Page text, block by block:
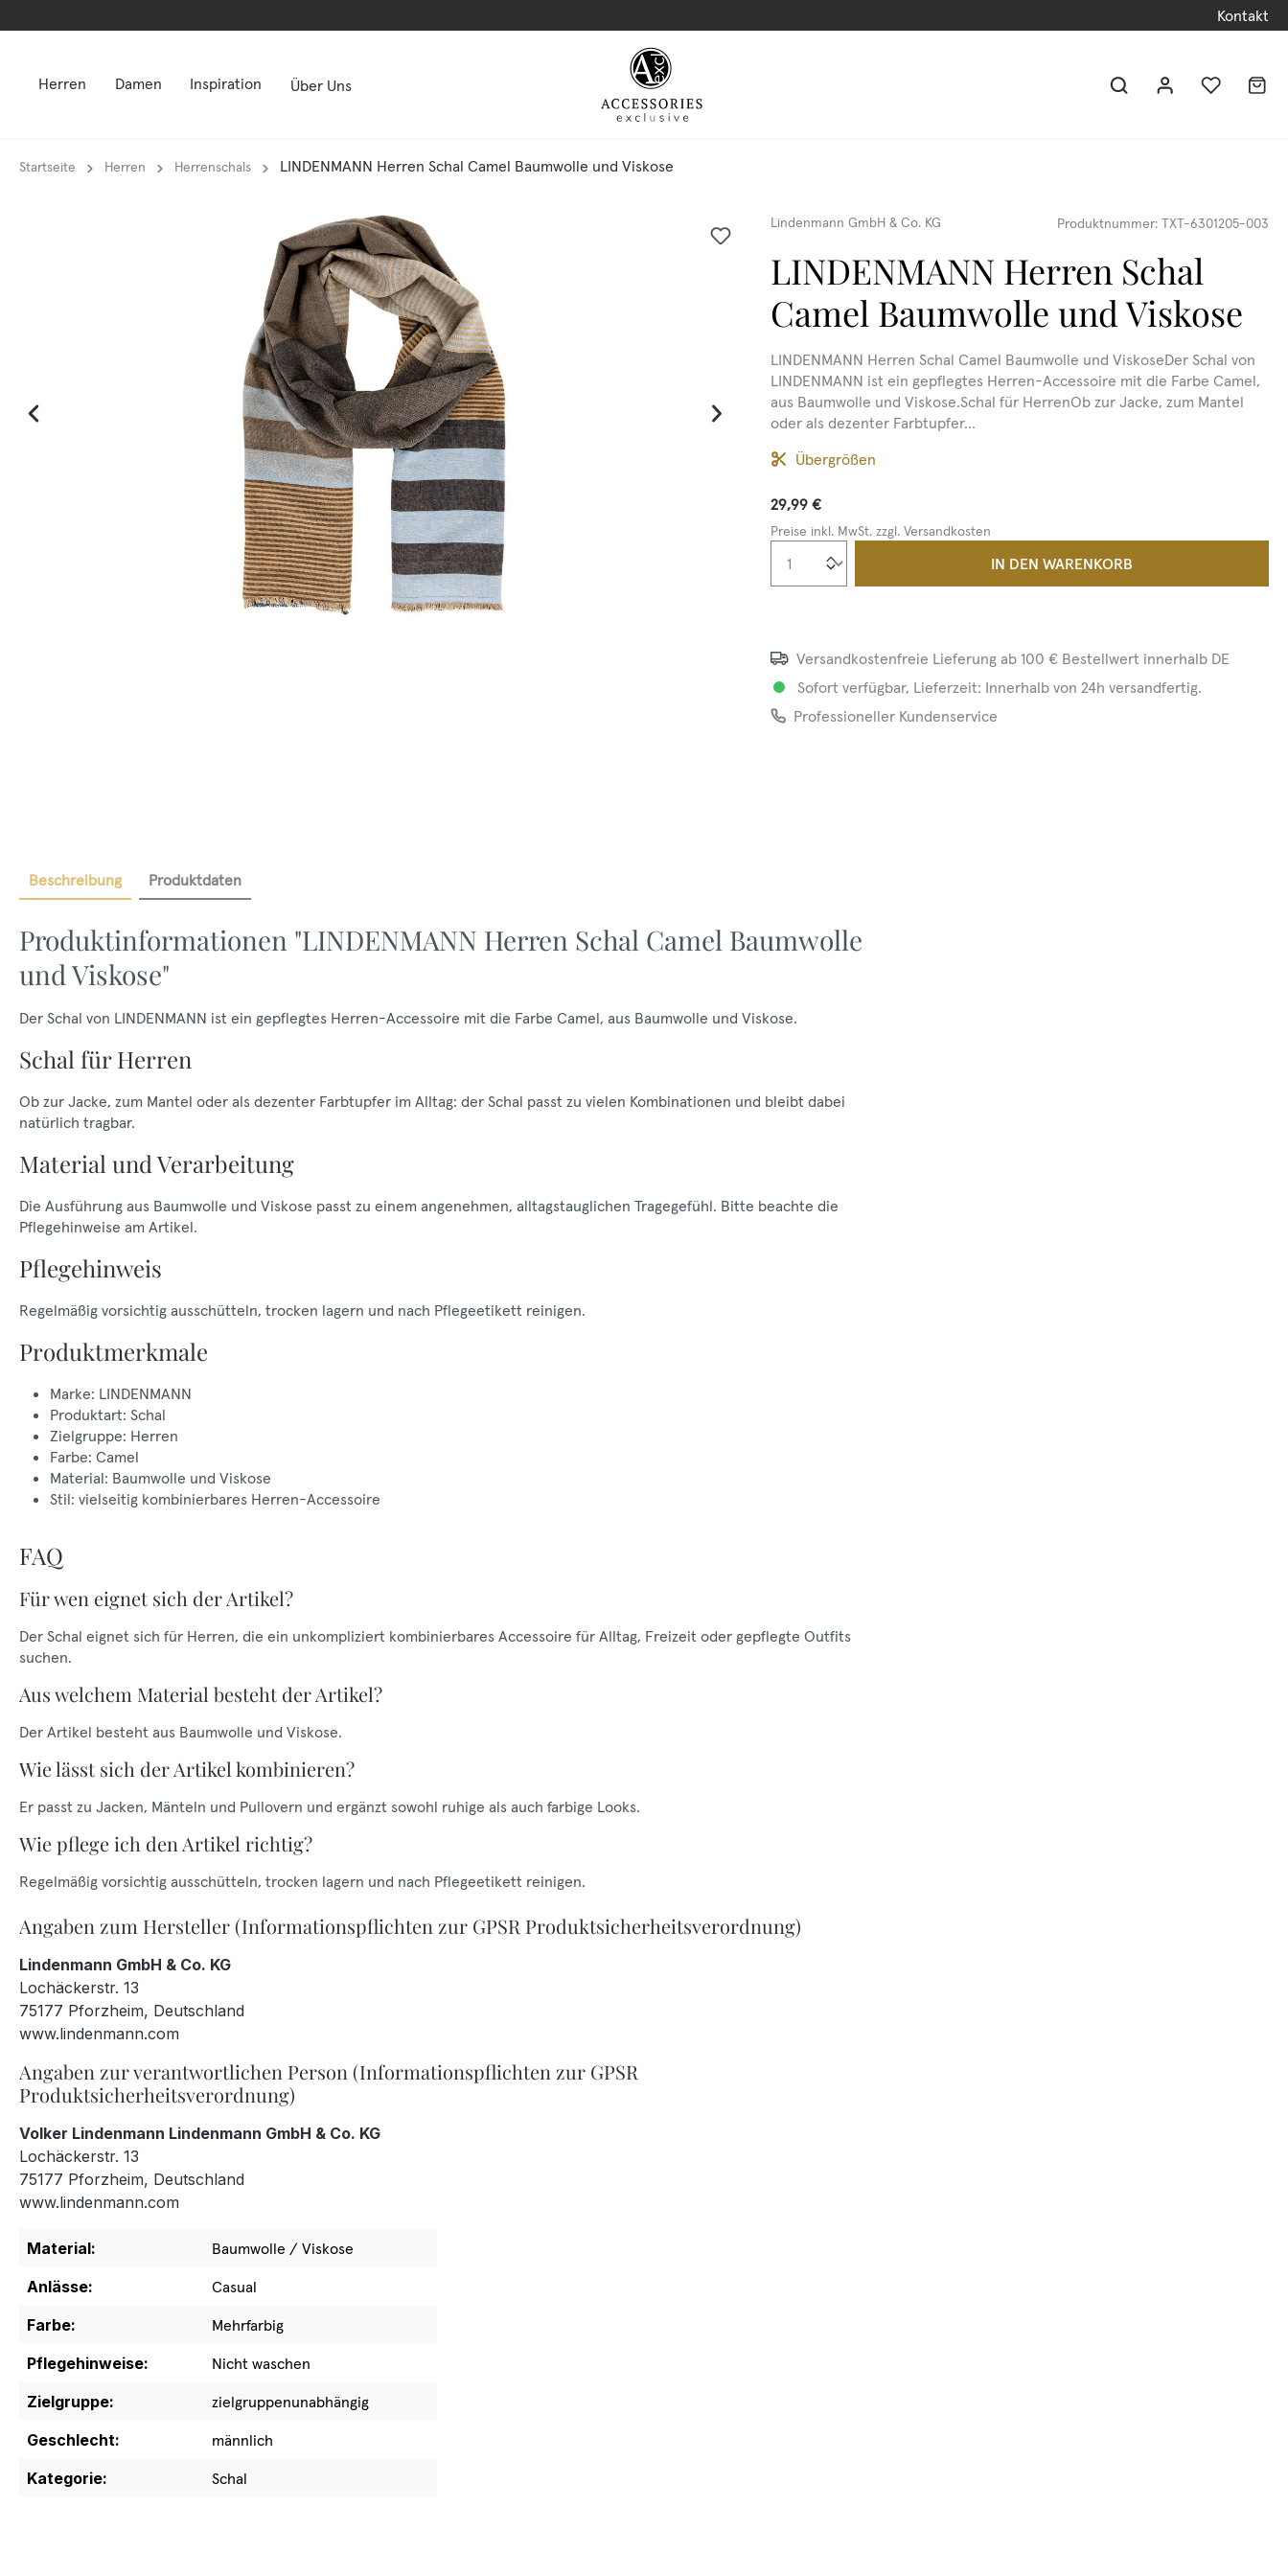
Kontakt
Herren Damen Inspiration Über Uns
Startseite Herren Herrenschals LINDENMANN Herren Schal Camel Baumwolle und Viskose
Lindenmann GmbH & Co. KG Produktnummer: TXT-6301205-003
LINDENMANN Herren Schal
Camel Baumwolle und Viskose
LINDENMANN Herren Schal Camel Baumwolle und ViskoseDer Schal von
LINDENMANN ist ein gepflegtes Herren-Accessoire mit die Farbe Camel,
aus Baumwolle und Viskose.Schal für HerrenOb zur Jacke, zum Mantel
oder als dezenter Farbtupfer...
Übergrößen
29,99 €
Preise inkl. MwSt. zzgl. Versandkosten
Produkt Anzahl: Gib den gewünschten Wert
IN DEN WARENKORB
Versandkostenfreie Lieferung ab 100 € Bestellwert innerhalb DE
Sofort verfügbar, Lieferzeit: Innerhalb von 24h versandfertig.
Professioneller Kundenservice
Beschreibung Produktdaten
Produktinformationen "LINDENMANN Herren Schal Camel Baumwolle
und Viskose"
Der Schal von LINDENMANN ist ein gepflegtes Herren-Accessoire mit die Farbe Camel, aus Baumwolle und Viskose.
Schal für Herren
Ob zur Jacke, zum Mantel oder als dezenter Farbtupfer im Alltag: der Schal passt zu vielen Kombinationen und bleibt dabei
natürlich tragbar.
Material und Verarbeitung
Die Ausführung aus Baumwolle und Viskose passt zu einem angenehmen, alltagstauglichen Tragegefühl. Bitte beachte die
Pflegehinweise am Artikel.
Pflegehinweis
Regelmäßig vorsichtig ausschütteln, trocken lagern und nach Pflegeetikett reinigen.
Produktmerkmale
Marke: LINDENMANN
Produktart: Schal
Zielgruppe: Herren
Farbe: Camel
Material: Baumwolle und Viskose
Stil: vielseitig kombinierbares Herren-Accessoire
FAQ
Für wen eignet sich der Artikel?
Der Schal eignet sich für Herren, die ein unkompliziert kombinierbares Accessoire für Alltag, Freizeit oder gepflegte Outfits
suchen.
Aus welchem Material besteht der Artikel?
Der Artikel besteht aus Baumwolle und Viskose.
Wie lässt sich der Artikel kombinieren?
Er passt zu Jacken, Mänteln und Pullovern und ergänzt sowohl ruhige als auch farbige Looks.
Wie pflege ich den Artikel richtig?
Regelmäßig vorsichtig ausschütteln, trocken lagern und nach Pflegeetikett reinigen.
Angaben zum Hersteller (Informationspflichten zur GPSR Produktsicherheitsverordnung)
Lindenmann GmbH & Co. KG
Lochäckerstr. 13
75177 Pforzheim, Deutschland
www.lindenmann.com
Angaben zur verantwortlichen Person (Informationspflichten zur GPSR
Produktsicherheitsverordnung)
Volker Lindenmann Lindenmann GmbH & Co. KG
Lochäckerstr. 13
75177 Pforzheim, Deutschland
www.lindenmann.com
Material:
Baumwolle / Viskose
Anlässe:
Casual
Farbe:
Mehrfarbig
Pflegehinweise:
Nicht waschen
Zielgruppe:
zielgruppenunabhängig
Geschlecht:
männlich
Kategorie:
Schal